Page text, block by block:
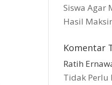
Siswa Agar
Hasil
Komentar
Ratih
Tidak Perlu